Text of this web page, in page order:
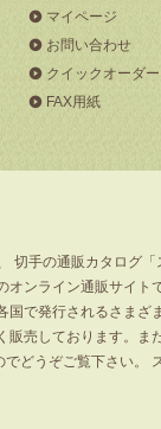
マイページ
お問い合わせ
クイックオーダー
FAX用紙
切手の通販カタログ「
ンライン通販サイト
国で発行されるさまざ
販売しております。ま
どうぞご覧下さい。